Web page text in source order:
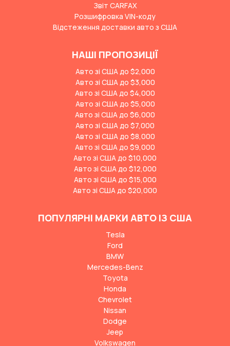
Звіт CARFAX
Розшифровка VIN-коду
Відстеження доставки авто з США
НАШІ ПРОПОЗИЦІЇ
Авто зі США до $2,000
Авто зі США до $3,000
Авто зі США до $4,000
Авто зі США до $5,000
Авто зі США до $6,000
Авто зі США до $7,000
Авто зі США до $8,000
Авто зі США до $9,000
Авто зі США до $10,000
Авто зі США до $12,000
Авто зі США до $15,000
Авто зі США до $20,000
ПОПУЛЯРНІ МАРКИ АВТО ІЗ США
Tesla
Ford
BMW
Mercedes-Benz
Toyota
Honda
Chevrolet
Nissan
Dodge
Jeep
Volkswagen